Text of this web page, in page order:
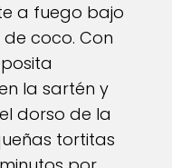
a fuego bajo
coco. Con
la sartén y
dorso de la
tortitas